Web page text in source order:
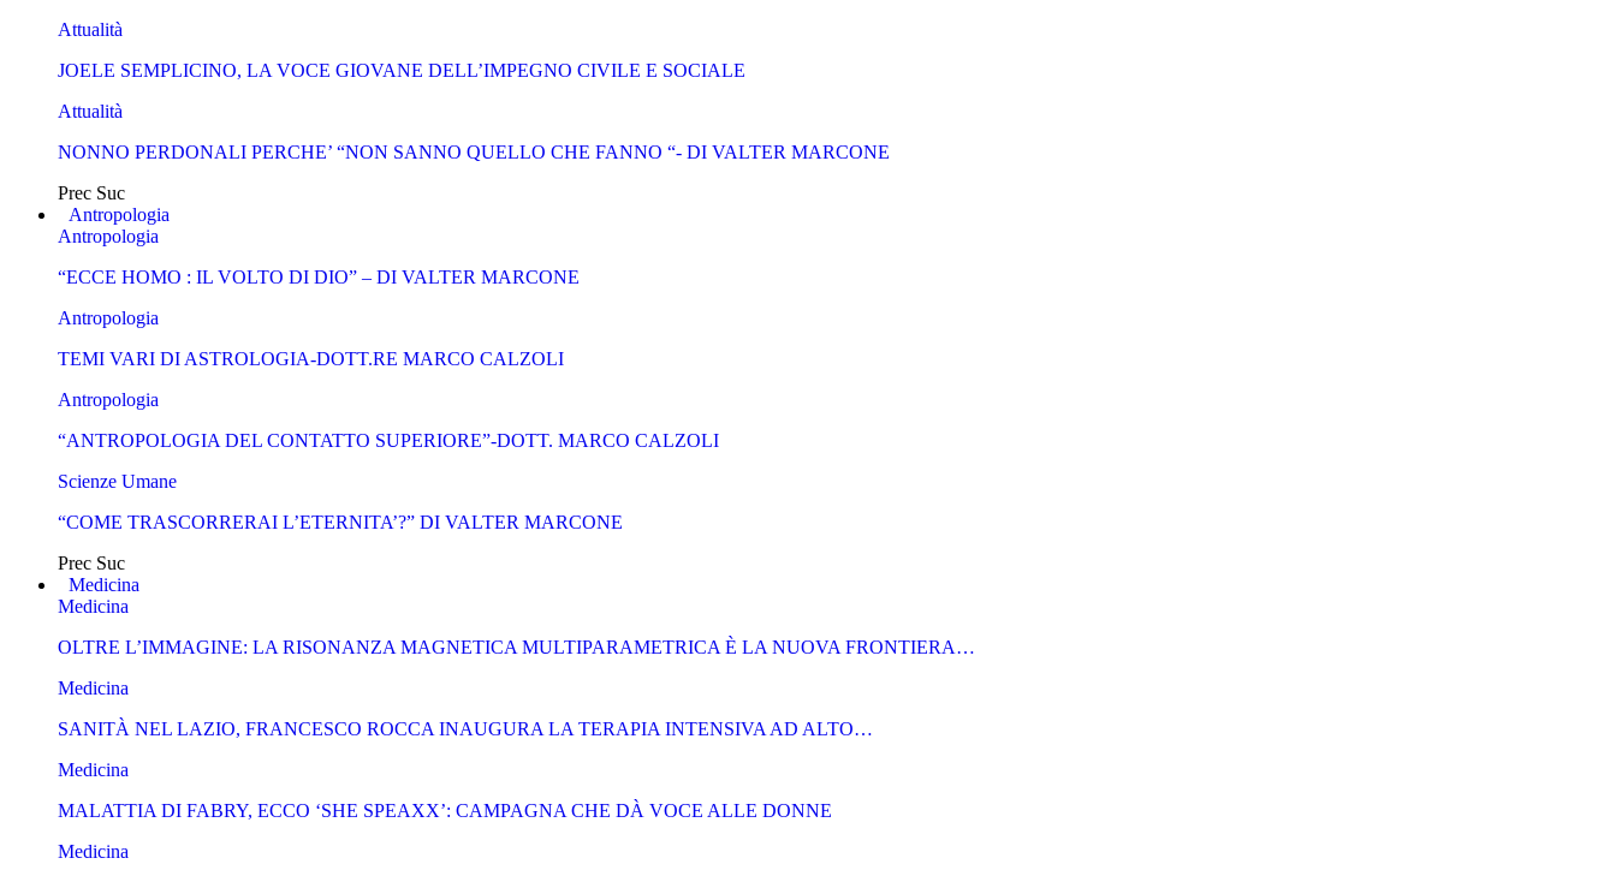
Attualità
JOELE SEMPLICINO, LA VOCE GIOVANE DELL’IMPEGNO CIVILE E SOCIALE
Attualità
NONNO PERDONALI PERCHE’ “NON SANNO QUELLO CHE FANNO “- DI VALTER MARCONE
Prec Suc
Antropologia
Antropologia
“ECCE HOMO : IL VOLTO DI DIO” – DI VALTER MARCONE
Antropologia
TEMI VARI DI ASTROLOGIA-DOTT.RE MARCO CALZOLI
Antropologia
“ANTROPOLOGIA DEL CONTATTO SUPERIORE”-DOTT. MARCO CALZOLI
Scienze Umane
“COME TRASCORRERAI L’ETERNITA’?” DI VALTER MARCONE
Prec Suc
Medicina
Medicina
OLTRE L’IMMAGINE: LA RISONANZA MAGNETICA MULTIPARAMETRICA È LA NUOVA FRONTIERA…
Medicina
SANITÀ NEL LAZIO, FRANCESCO ROCCA INAUGURA LA TERAPIA INTENSIVA AD ALTO…
Medicina
MALATTIA DI FABRY, ECCO ‘SHE SPEAXX’: CAMPAGNA CHE DÀ VOCE ALLE DONNE
Medicina